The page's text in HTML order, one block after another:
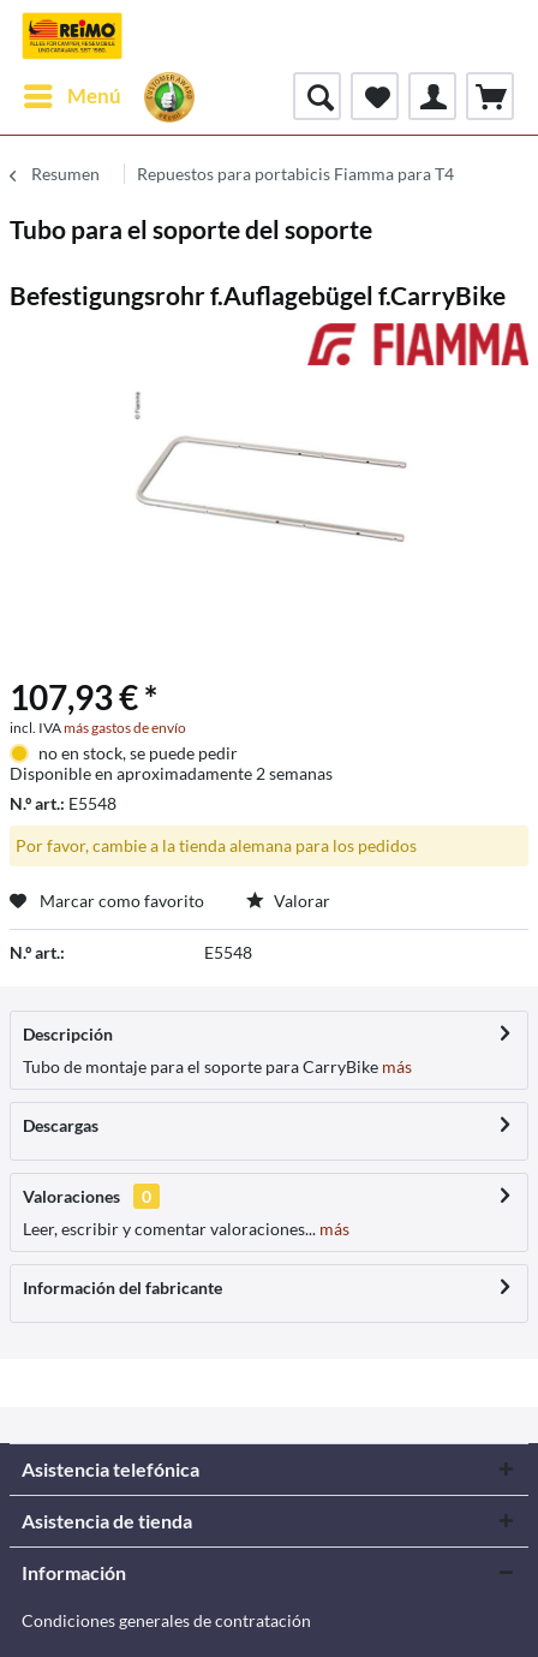
Menú
Resumen Repuestos para portabicis Fiamma para T4
Tubo para el soporte del soporte
Befestigungsrohr f.Auflagebügel f.CarryBike
107,93 € *
incl. IVAmás gastos de envío
no en stock, se puede pedir
Disponible en aproximadamente 2 semanas
N.º art.: E5548
Por favor, cambie a la tienda alemana para los pedidos
Marcar como favorito Valorar
N.º art.: E5548
Descripción
Tubo de montaje para el soporte para CarryBike más
Descargas
Valoraciones
0
Leer, escribir y comentar valoraciones... más
Información del fabricante
Asistencia telefónica
Asistencia de tienda
Información
Condiciones generales de contratación